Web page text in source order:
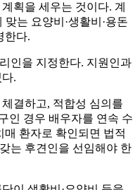
획을 세우는 것이다. 계
는 요양비·생활비·용돈
한다.
인을 지정한다. 지원인과
.
결하고, 적합성 심의를
인 경우 배우자를 연속 수
환자로 확인되면 법적
는 후견인을 선임해야 한